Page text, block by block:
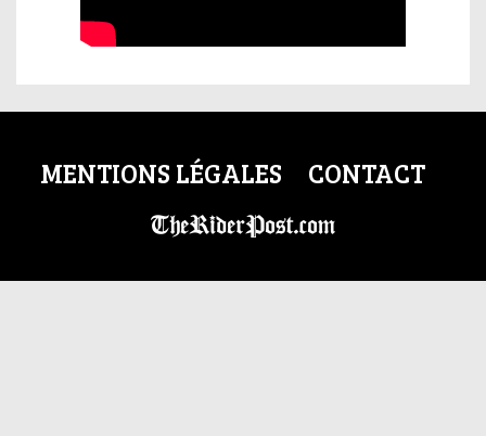
MENTIONS LÉGALES CONTACT